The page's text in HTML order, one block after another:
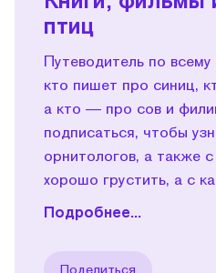
птиц
Путеводитель по
кто пишет про синиц,
а кто — про сов и
подписаться, чтобы
орнитологов, а также
хорошо грустить, а с
Подробнее...
Поделиться